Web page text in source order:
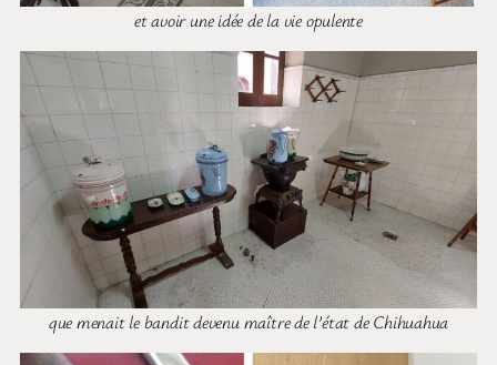
et avoir une idée de la vie opulente
que menait le bandit devenu maître de l’état de Chihuahua